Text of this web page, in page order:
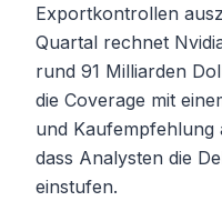
Exportkontrollen
Quartal rechnet
rund 91 Milliarden
die Coverage mit
und
dass Analysten die
einstufen.